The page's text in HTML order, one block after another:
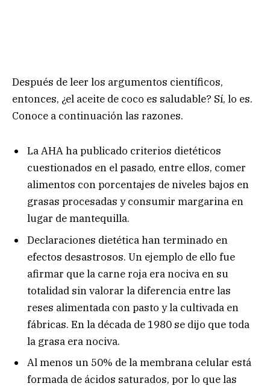
Después de leer los argumentos científicos,
entonces, ¿el aceite de coco es saludable? Sí, lo es.
Conoce a continuación las razones.
La AHA ha publicado criterios dietéticos
cuestionados en el pasado, entre ellos, comer
alimentos con porcentajes de niveles bajos en
grasas procesadas y consumir margarina en
lugar de mantequilla.
Declaraciones dietética han terminado en
efectos desastrosos. Un ejemplo de ello fue
afirmar que la carne roja era nociva en su
totalidad sin valorar la diferencia entre las
reses alimentada con pasto y la cultivada en
fábricas. En la década de 1980 se dijo que toda
la grasa era nociva.
Al menos un 50% de la membrana celular está
formada de ácidos saturados, por lo que las